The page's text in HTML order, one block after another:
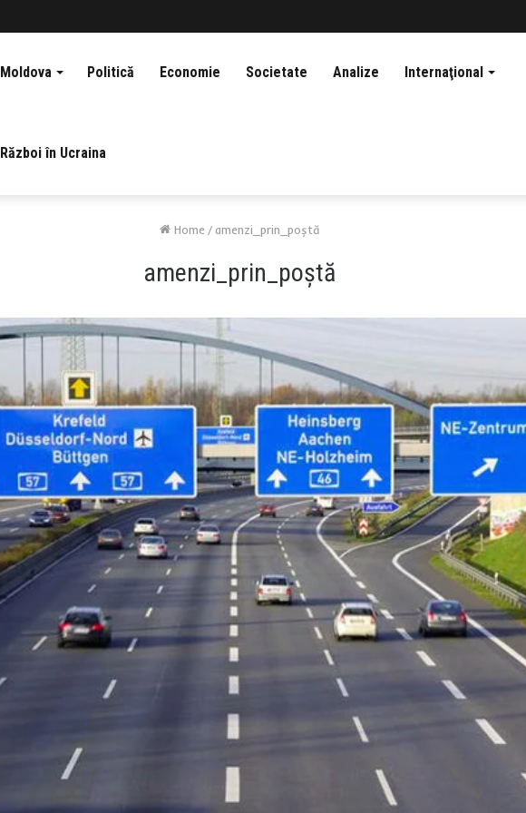
Moldova Politică Economie Societate Analize Internaţional
Război în Ucraina
Home / amenzi_prin_poștă
amenzi_prin_poștă